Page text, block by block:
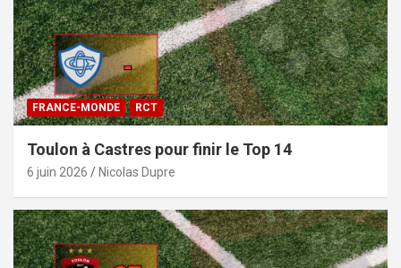
FRANCE-MONDE RCT
Toulon à Castres pour finir le Top 14
6 juin 2026 Nicolas Dupre